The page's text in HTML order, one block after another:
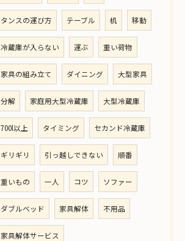
タンスの運び方 テーブル 机 移動
冷蔵庫が入らない 運ぶ 重い荷物
家具の組み立て ダイニング 大型家具
分解 家庭用大型冷蔵庫 大型冷蔵庫
700l以上 タイミング セカンド冷蔵庫
ギリギリ 引っ越しできない 順番
重いもの 一人 コツ ソファー
ダブルベッド 家具解体 不用品
家具解体サービス